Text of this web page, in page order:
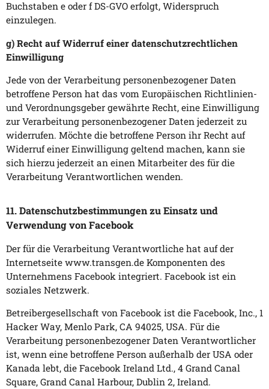
Buchstaben e oder f DS-GVO erfolgt, Widerspruch
einzulegen.
g) Recht auf Widerruf einer datenschutzrechtlichen
Einwilligung
Jede von der Verarbeitung personenbezogener Daten
betroffene Person hat das vom Europäischen Richtlinien-
und Verordnungsgeber gewährte Recht, eine Einwilligung
zur Verarbeitung personenbezogener Daten jederzeit zu
widerrufen. Möchte die betroffene Person ihr Recht auf
Widerruf einer Einwilligung geltend machen, kann sie
sich hierzu jederzeit an einen Mitarbeiter des für die
Verarbeitung Verantwortlichen wenden.
11. Datenschutzbestimmungen zu Einsatz und
Verwendung von Facebook
Der für die Verarbeitung Verantwortliche hat auf der
Internetseite www.transgen.de Komponenten des
Unternehmens Facebook integriert. Facebook ist ein
soziales Netzwerk.
Betreibergesellschaft von Facebook ist die Facebook, Inc., 1
Hacker Way, Menlo Park, CA 94025, USA. Für die
Verarbeitung personenbezogener Daten Verantwortlicher
ist, wenn eine betroffene Person außerhalb der USA oder
Kanada lebt, die Facebook Ireland Ltd., 4 Grand Canal
Square, Grand Canal Harbour, Dublin 2, Ireland.